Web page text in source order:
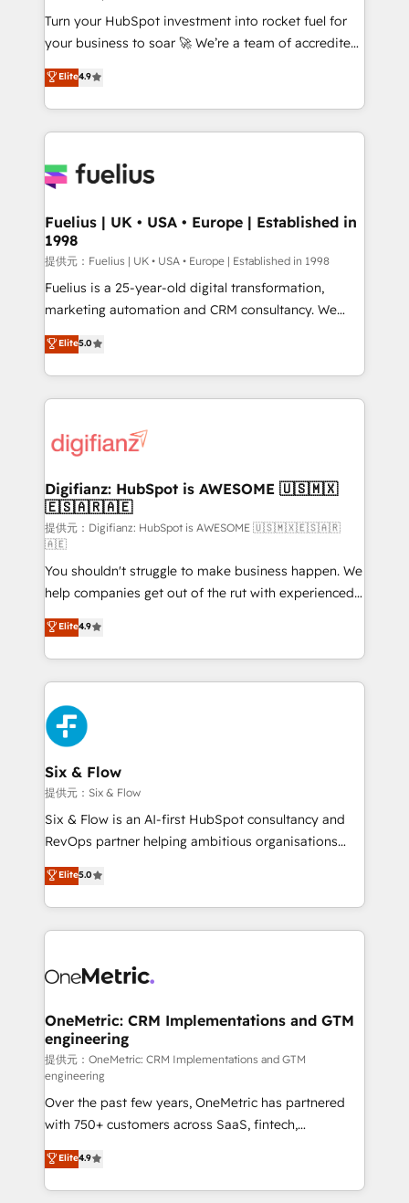
'GuardHub' governance framework, based on ISO
42001 - helping you 'organise complexity' 𝗥𝗲𝗮𝗱𝘆
𝗳𝗼𝗿 𝘁𝗵𝗲 𝗻𝗲𝘅𝘁 𝘀𝘁𝗲𝗽? Click the 👈 '𝗖𝗼𝗻𝘁𝗮𝗰𝘁
𝗯𝘂𝘀𝗶𝗻𝗲𝘀𝘀' button to get in touch (𝘸𝘦'𝘳𝘦 𝘴𝘶𝘱𝘦𝘳
𝘳𝘦𝘴𝘱𝘰𝘯𝘴𝘪𝘷𝘦)
Turn your HubSpot investment into rocket fuel for
your business to soar 🚀 We’re a team of accredited
HubSpot experts ready to help you. We can
implement the platform into complex business
environments, optimise what you've got and make
sure you can actually use it, build your website in
for you and execute it on HubSpot. We are on the
framework, meaning we've been accredited by
HubSpot and vetted by the CCS, which means we
can support public sector companies as well the
other ones listed in our profile. Our services: -
HubSpot implementation - HubSpot CMS website
is there for you to: - Grow revenue, and run your
business more efficiently - Build stronger
more people - Get the most out of your HubSpot
investment
Elite4.9
Fuelius | UK • USA • Europe | Established in
1998
提供元：Fuelius | UK • USA • Europe | Established in 1998
Fuelius is a 25-year-old digital transformation,
marketing automation and CRM consultancy. We
enable mid-market and enterprise clients to
maximise their return from digital and fuel their
growth. We modernise platforms, streamline
operations that are causing inefficiencies, improve
supercharge revenue operations Key services: • CRM
Transformation / Web Development • RevOps &
Sales Consulting • Marketing Automation What
makes us different? 🚀 Top 0.5% of global HubSpot
agencies ⚙️ The strongest technical ability and
integration capabilities 💼 Consultative, long-term
partners who will embed ourselves into your
business, processes and systems 🏢 We specialise in
working with mid-market and enterprise
organisations, global organisations and those with
complex use cases 🏆 CRM Implementation,
Platform Enablement, Custom Integration and
Onboarding Accredited 🔐 ISO27001 & ISO9001
Certified
Elite5.0
Digifianz: HubSpot is AWESOME 🇺🇸🇲🇽
🇪🇸🇦🇷🇦🇪
提供元：Digifianz: HubSpot is AWESOME 🇺🇸🇲🇽🇪🇸🇦🇷
🇦🇪
You shouldn't struggle to make business happen. We
help companies get out of the rut with experienced,
process-oriented teams implementing HubSpot
Marketing, Sales, Service, CMS and Operations Hub,
so selling and actually engaging with your customers
feels easy and pain-free. We are a top ranked
HubSpot Elite Partner, winner of Rookie of the Year
and Customer First Awards, 4.9/5 rating in HubSpot
Reviews and 4.9/5 rating in Clutch Reviews. Digifianz
helps the following industries: logistics & 3PL, home
improvement & construction, branding and
commercialization, real estate, health, education,
SaaS, Software Dev & IT and consulting, make the
the United States, EU, UAE, Mexico and Latin
America. From casual user to super fan: make
Elite4.9
Six & Flow
提供元：Six & Flow
Six & Flow is an AI-first HubSpot consultancy and
RevOps partner helping ambitious organisations
grow with clarity, confidence, and intelligence.
Operating across the UK, Netherlands, Ireland, and
Canada, we’ve delivered thousands of successful
HubSpot projects for mid-market and enterprise
combine HubSpot, data, and AI to design connected
and technology for predictable, scalable revenue
growth. Our expertise spans RevOps, CRM and data
architecture, AI enablement, and strategic marketing,
delivered through our proprietary FLAIR framework
for responsible AI adoption. As a HubSpot Elite
Partner and ISO 27001:2022 certified consultancy,
we blend strategy, creativity, and technology to help
organisations scale smarter and grow stronger.
Elite5.0
OneMetric: CRM Implementations and GTM
engineering
提供元：OneMetric: CRM Implementations and GTM
engineering
Over the past few years, OneMetric has partnered
with 750+ customers across SaaS, fintech,
healthcare, real estate, and other industries. With
150+ HubSpot-certified experts, we deliver scalable
solutions to complex GTM and RevOps challenges.
Elite4.9